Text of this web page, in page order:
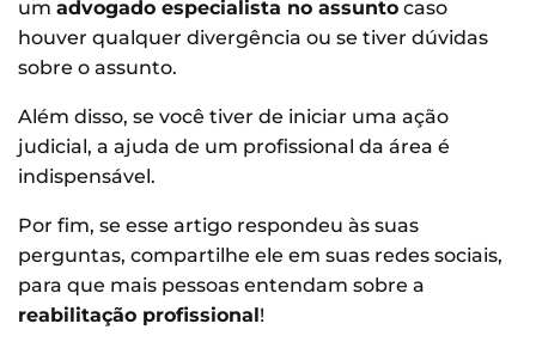
um advogado especialista no assunto caso
houver qualquer divergência ou se tiver dúvidas
sobre o assunto.
Além disso, se você tiver de iniciar uma ação
judicial, a ajuda de um profissional da área é
indispensável.
Por fim, se esse artigo respondeu às suas
perguntas, compartilhe ele em suas redes sociais,
para que mais pessoas entendam sobre a
reabilitação profissional!